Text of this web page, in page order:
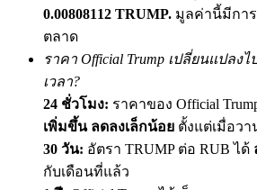
Exclusive for BitMart Users
Register & Trade to Win 500,000
Precious Metals Trading Carnival
0.00808112 TRUMP. มูลค่านี้มีกา
ตลาด
ราคา Official Trump เปลี่ยนแปลง
เวลา?
24 ชั่วโมง: ราคาของ Official
เพิ่มขึ้น ลดลงเล็กน้อย ตั้งแต่เมื่อวา
30 วัน: อัตรา TRUMP ต่อ RUB ได้
กับเดือนที่แล้ว